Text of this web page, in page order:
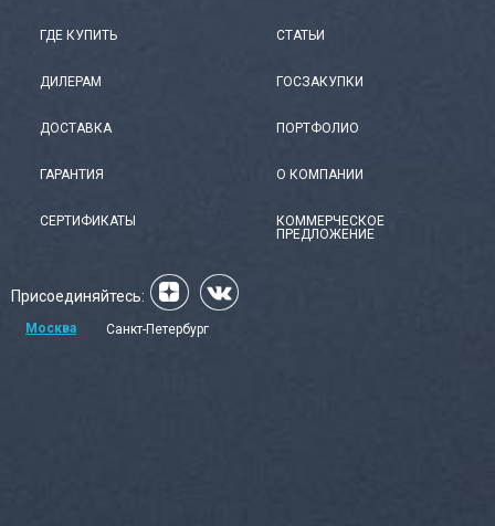
ГДЕ КУПИТЬ
ДИЛЕРАМ
ДОСТАВКА
ГАРАНТИЯ
СЕРТИФИКАТЫ
СТАТЬИ
ГОСЗАКУПКИ
ПОРТФОЛИО
О КОМПАНИИ
КОММЕРЧЕСКОЕ
ПРЕДЛОЖЕНИЕ
Присоединяйтесь:
Москва Санкт-Петербург